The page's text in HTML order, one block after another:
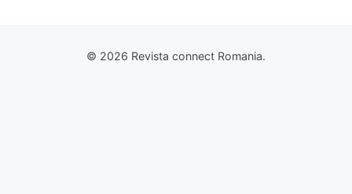
© 2026 Revista connect Romania.